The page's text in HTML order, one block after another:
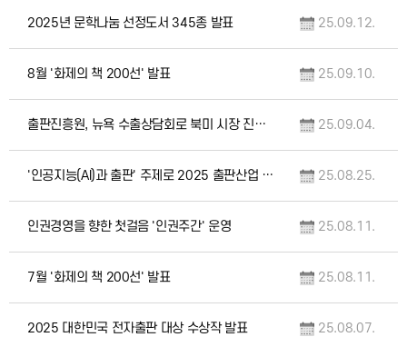
2025년 문학나눔 선정도서 345종 발표 25.09.12.
8월 '화제의 책 200선' 발표 25.09.10.
출판진흥원, 뉴욕 수출상담회로 북미 시장 진출 본격화 25.09.04.
'인공지능(AI)과 출판' 주제로 2025 출판산업 포럼 개최 25.08.25.
인권경영을 향한 첫걸음 '인권주간' 운영 25.08.11.
7월 '화제의 책 200선' 발표 25.08.11.
2025 대한민국 전자출판 대상 수상작 발표 25.08.07.